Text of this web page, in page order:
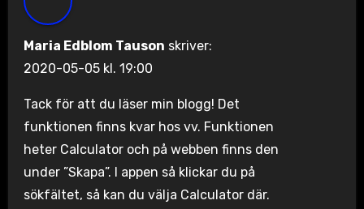
Maria Edblom Tauson skriver:
2020-05-05 kl. 19:00
Tack för att du läser min blogg! Det
funktionen finns kvar hos vv. Funktionen
heter Calculator och på webben finns den
under ”Skapa”. I appen så klickar du på
sökfältet, så kan du välja Calculator där.